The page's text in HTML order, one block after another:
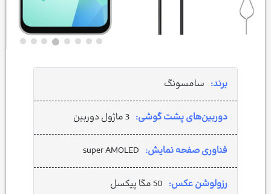
برند: سامسونگ
دوربین‌های پشت گوشی: 3 ماژول دوربین
فناوری صفحه نمایش: super AMOLED
رزولوشن عکس: 50 مگا پیکسل